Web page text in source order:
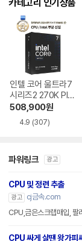
카테고리 인기상품
인텔 코어 울트라7
시리즈2 270K Plu
s (애로우레이크 리
프레시)
508,900원
4.9 (307)
파워링크 광고
CPU 및 정련 추출
광고
cj금속.com
CPU,금은스크랩매입, 팔
CPU 싸게 살땐 왕가피